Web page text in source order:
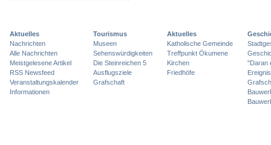
Aktuelles
Nachrichten
Alle Nachrichten
Meistgelesene Artikel
RSS Newsfeed
Veranstaltungskalender
Informationen
Tourismus
Museen
Sehenswürdigkeiten
Die Steinreichen 5
Ausflugsziele
Grafschaft
Aktuelles
Katholische Gemeinde
Treffpunkt Ökumene
Kirchen
Friedhöfe
"Daran